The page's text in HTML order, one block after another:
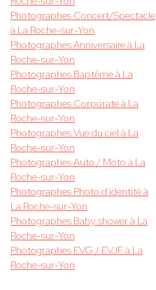
Photographes Concert/Spectacle
à La Roche-sur-Yon
Photographes Anniversaire à La
Roche-sur-Yon
Photographes Baptême à La
Roche-sur-Yon
Photographes Corporate à La
Roche-sur-Yon
Photographes Vue du ciel à La
Roche-sur-Yon
Photographes Auto / Moto à La
Roche-sur-Yon
Photographes Photo d'identité à
La Roche-sur-Yon
Photographes Baby shower à La
Roche-sur-Yon
Photographes EVG / EVJF à La
Roche-sur-Yon